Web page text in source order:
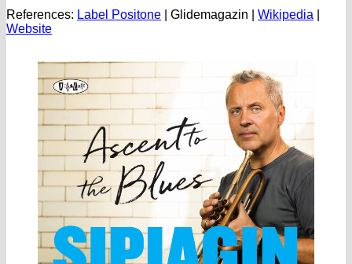
References: Label Positone | Glidemagazin | Wikipedia
Website